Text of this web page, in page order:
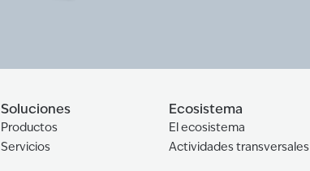
Soluciones
Productos
Servicios
Ecosistema
El ecosistema
Actividades transversales